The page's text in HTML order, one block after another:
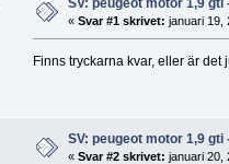
SV: peugeot motor 1,9 gti
« Svar #1 skrivet: januari 19,
Finns tryckarna kvar, eller är
SV: peugeot motor 1,9 gti
« Svar #2 skrivet: januari 20,